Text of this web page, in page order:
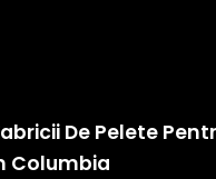
De Pelete
Columbia